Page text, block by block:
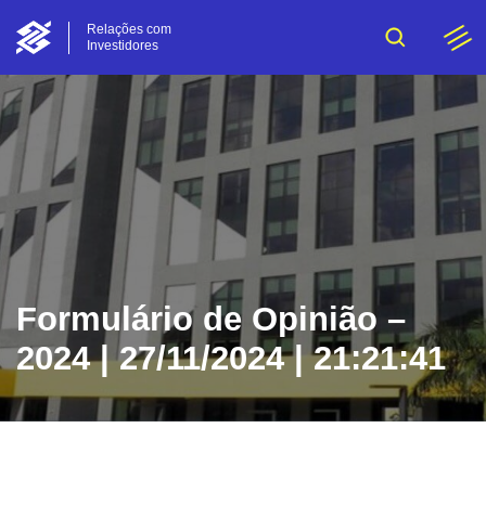
Relações com
Investidores
Formulário de Opinião –
2024 | 27/11/2024 | 21:21:41